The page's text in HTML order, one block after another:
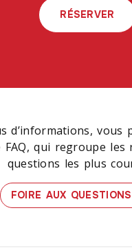
RÉSERVER
d’informations, vous
FAQ, qui regroupe les
questions les plus
FOIRE AUX